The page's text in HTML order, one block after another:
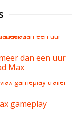
dan een uur
Max
gameplay